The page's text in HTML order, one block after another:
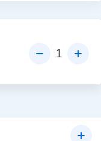
1